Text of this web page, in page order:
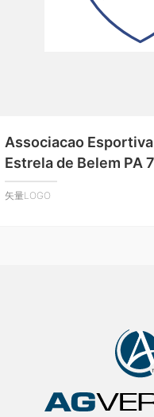
Associacao
Estrela de Belem PA
矢量LOGO